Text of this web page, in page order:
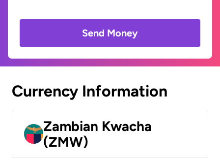
Send Money
Currency Information
Zambian Kwacha
(ZMW)